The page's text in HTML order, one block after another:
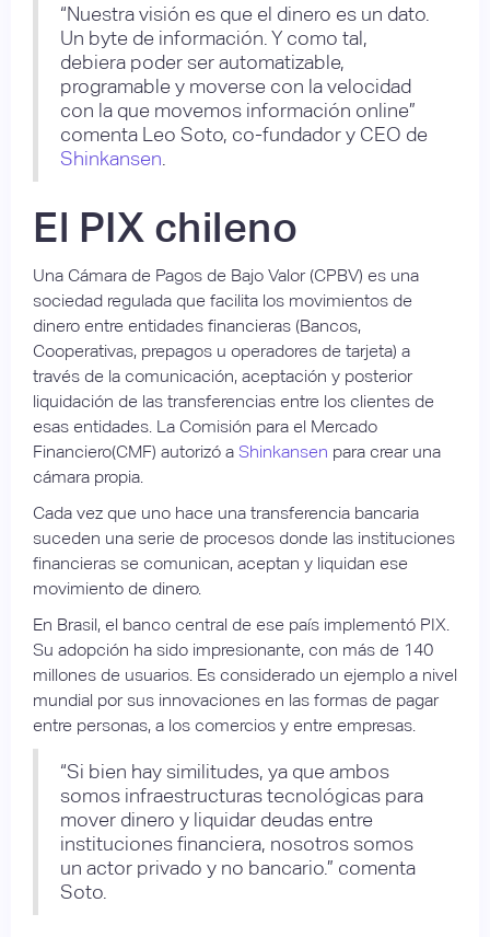
“Nuestra visión es que el dinero es un dato.
Un byte de información. Y como tal,
debiera poder ser automatizable,
programable y moverse con la velocidad
con la que movemos información online”
comenta Leo Soto, co-fundador y CEO de
Shinkansen
El PIX chileno
Una Cámara de Pagos de Bajo Valor (CPBV) es una
sociedad regulada que facilita los movimientos de
dinero entre entidades financieras (Bancos,
Cooperativas, prepagos u operadores de tarjeta) a
través de la comunicación, aceptación y posterior
liquidación de las transferencias entre los clientes de
esas entidades. La Comisión para el Mercado
Financiero(CMF) autorizó a Shinkansen para crear una
cámara propia.
Cada vez que uno hace una transferencia bancaria
suceden una serie de procesos donde las instituciones
financieras se comunican, aceptan y liquidan ese
movimiento de dinero.
En Brasil, el banco central de ese país implementó PIX.
Su adopción ha sido impresionante, con más de 140
millones de usuarios. Es considerado un ejemplo a nivel
mundial por sus innovaciones en las formas de pagar
entre personas, a los comercios y entre empresas.
“Si bien hay similitudes, ya que ambos
somos infraestructuras tecnológicas para
mover dinero y liquidar deudas entre
instituciones financiera, nosotros somos
un actor privado y no bancario.” comenta
Soto.